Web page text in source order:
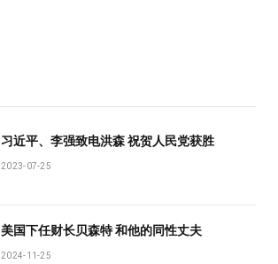
习近平、李强致电洪森 祝贺人民党获胜
2023-07-25
美国下任财长贝森特 和他的同性丈夫
2024-11-25